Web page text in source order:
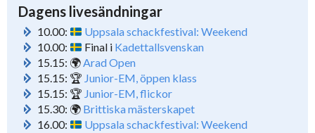
Dagens livesändningar
10.00:
Uppsala schackfestival: Weekend
10.00:
Final i Kadettallsvenskan
15.15: 🌍Arad Open
15.15: 🏆 Junior-EM, öppen klass
15.15: 🏆 Junior-EM, flickor
15.30: 🌍 Brittiska mästerskapet
16.00:
Uppsala schackfestival: Weekend